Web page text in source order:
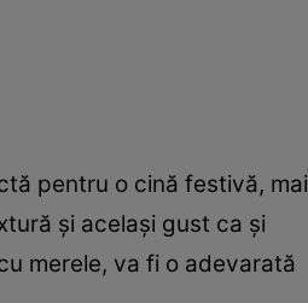
pentru o cină festivă, mai
şi acelaşi gust ca şi
merele, va fi o adevarată